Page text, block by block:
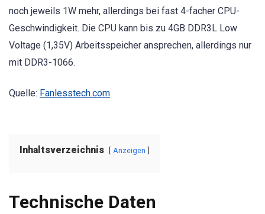
noch jeweils 1W mehr, allerdings bei fast 4-facher CPU-
Geschwindigkeit. Die CPU kann bis zu 4GB DDR3L Low
Voltage (1,35V) Arbeitsspeicher ansprechen, allerdings nur
mit DDR3-1066.
Quelle: Fanlesstech.com
Inhaltsverzeichnis Anzeigen
Technische Daten